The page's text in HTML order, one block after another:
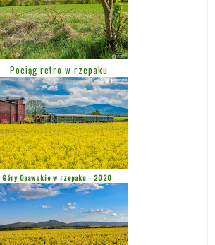
Pociąg retro w rzepaku
Góry Opawskie w rzepaku - 2020